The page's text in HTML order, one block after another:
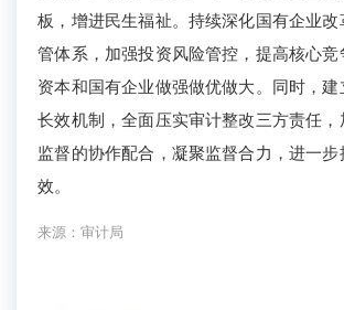
板，增进民生福祉。持续深化国有企业
管体系，加强投资风险管控， 提高核心
资本和国有企业做强做优做大 。同时，
长效机制，全面压实审计整改三方责任
监督的协作配合，凝聚监督合力，进一
效。
来源：审计局